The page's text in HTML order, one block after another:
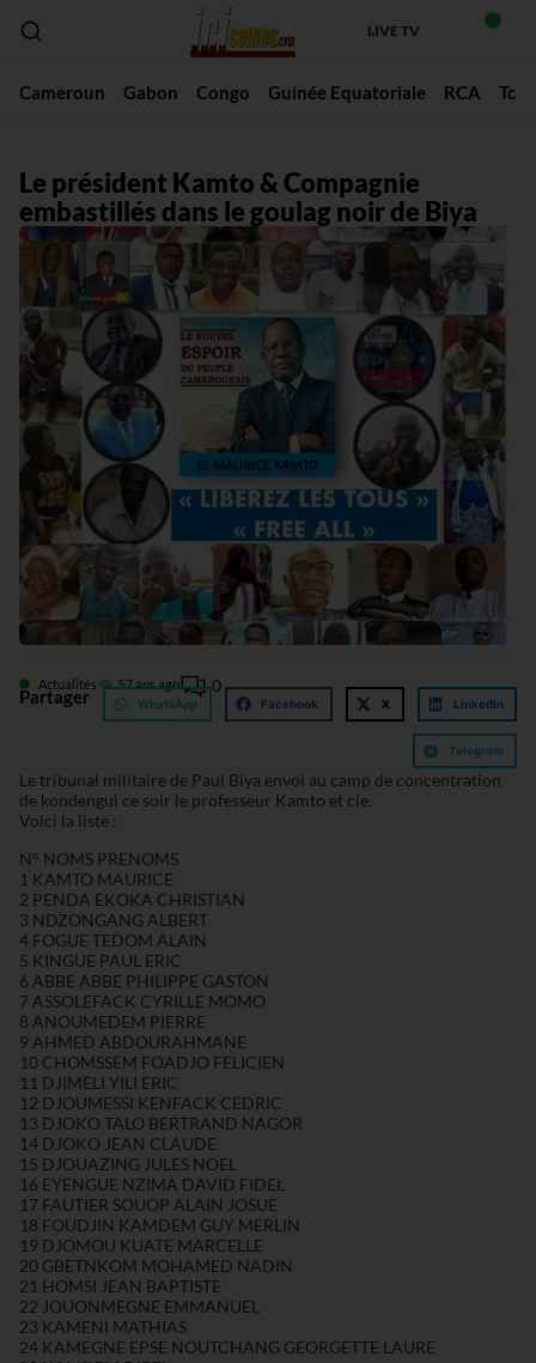
LIVE TV
Cameroun Gabon Congo Guinée Equatoriale RCA
Le président Kamto & Compagnie
embastillés dans le goulag noir de Biya
Actualités 57 ans ago 0
Partager WhatsApp Facebook X LinkedIn
Telegram
Le tribunal militaire de Paul Biya envoi au camp de concentration
de kondengui ce soir le professeur Kamto et cie.
Voici la liste :
N° NOMS PRENOMS
1 KAMTO MAURICE
2 PENDA EKOKA CHRISTIAN
3 NDZONGANG ALBERT
4 FOGUE TEDOM ALAIN
5 KINGUE PAUL ERIC
6 ABBE ABBE PHILIPPE GASTON
7 ASSOLEFACK CYRILLE MOMO
8 ANOUMEDEM PIERRE
9 AHMED ABDOURAHMANE
10 CHOMSSEM FOADJO FELICIEN
11 DJIMELI YILI ERIC
12 DJOUMESSI KENFACK CEDRIC
13 DJOKO TALO BERTRAND NAGOR
14 DJOKO JEAN CLAUDE
15 DJOUAZING JULES NOEL
16 EYENGUE NZIMA DAVID FIDEL
17 FAUTIER SOUOP ALAIN JOSUE
18 FOUDJIN KAMDEM GUY MERLIN
19 DJOMOU KUATE MARCELLE
20 GBETNKOM MOHAMED NADIN
21 HOMSI JEAN BAPTISTE
22 JOUONMEGNE EMMANUEL
23 KAMENI MATHIAS
24 KAMEGNE EPSE NOUTCHANG GEORGETTE LAURE